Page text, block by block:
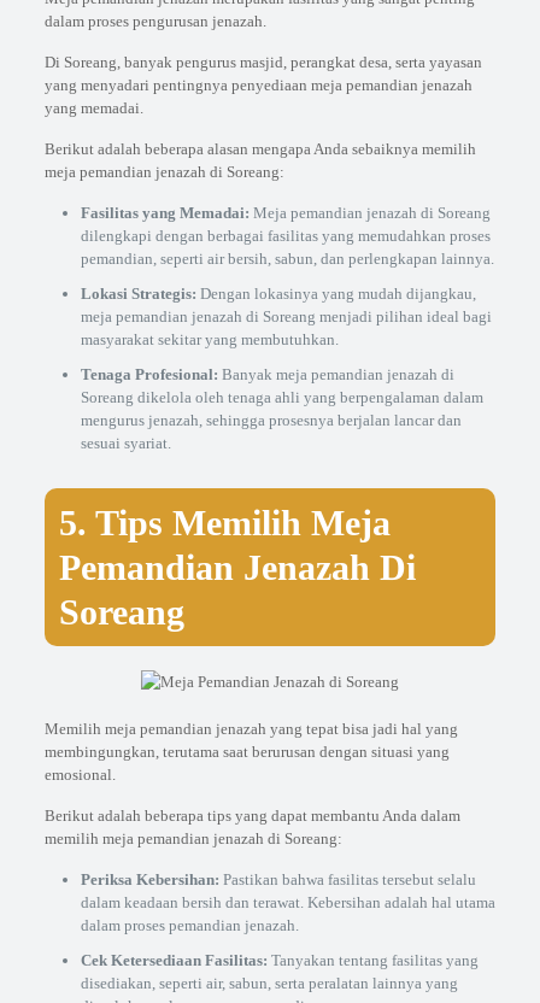
dalam proses pengurusan jenazah.
Di Soreang, banyak pengurus masjid, perangkat desa, serta yayasan
yang menyadari pentingnya penyediaan meja pemandian jenazah
yang memadai.
Berikut adalah beberapa alasan mengapa Anda sebaiknya memilih
meja pemandian jenazah di Soreang:
Fasilitas yang Memadai: Meja pemandian jenazah di Soreang
dilengkapi dengan berbagai fasilitas yang memudahkan proses
pemandian, seperti air bersih, sabun, dan perlengkapan lainnya.
Lokasi Strategis: Dengan lokasinya yang mudah dijangkau,
meja pemandian jenazah di Soreang menjadi pilihan ideal bagi
masyarakat sekitar yang membutuhkan.
Tenaga Profesional: Banyak meja pemandian jenazah di
Soreang dikelola oleh tenaga ahli yang berpengalaman dalam
mengurus jenazah, sehingga prosesnya berjalan lancar dan
sesuai syariat.
5. Tips Memilih Meja
Pemandian Jenazah Di
Soreang
Memilih meja pemandian jenazah yang tepat bisa jadi hal yang
membingungkan, terutama saat berurusan dengan situasi yang
emosional.
Berikut adalah beberapa tips yang dapat membantu Anda dalam
memilih meja pemandian jenazah di Soreang:
Periksa Kebersihan: Pastikan bahwa fasilitas tersebut selalu
dalam keadaan bersih dan terawat. Kebersihan adalah hal utama
dalam proses pemandian jenazah.
Cek Ketersediaan Fasilitas: Tanyakan tentang fasilitas yang
disediakan, seperti air, sabun, serta peralatan lainnya yang